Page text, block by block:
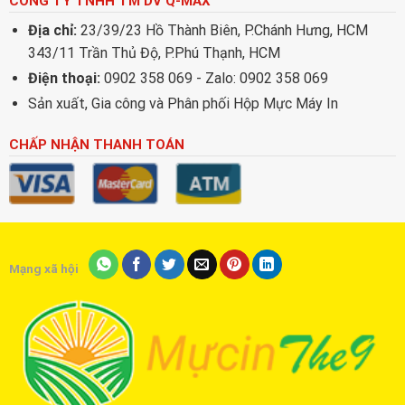
Địa chỉ: 23/39/23 Hồ Thành Biên, P.Chánh Hưng, HCM
343/11 Trần Thủ Độ, P.Phú Thạnh, HCM
Điện thoại: 0902 358 069 - Zalo: 0902 358 069
Sản xuất, Gia công và Phân phối Hộp Mực Máy In
CHẤP NHẬN THANH TOÁN
Mạng xã hội